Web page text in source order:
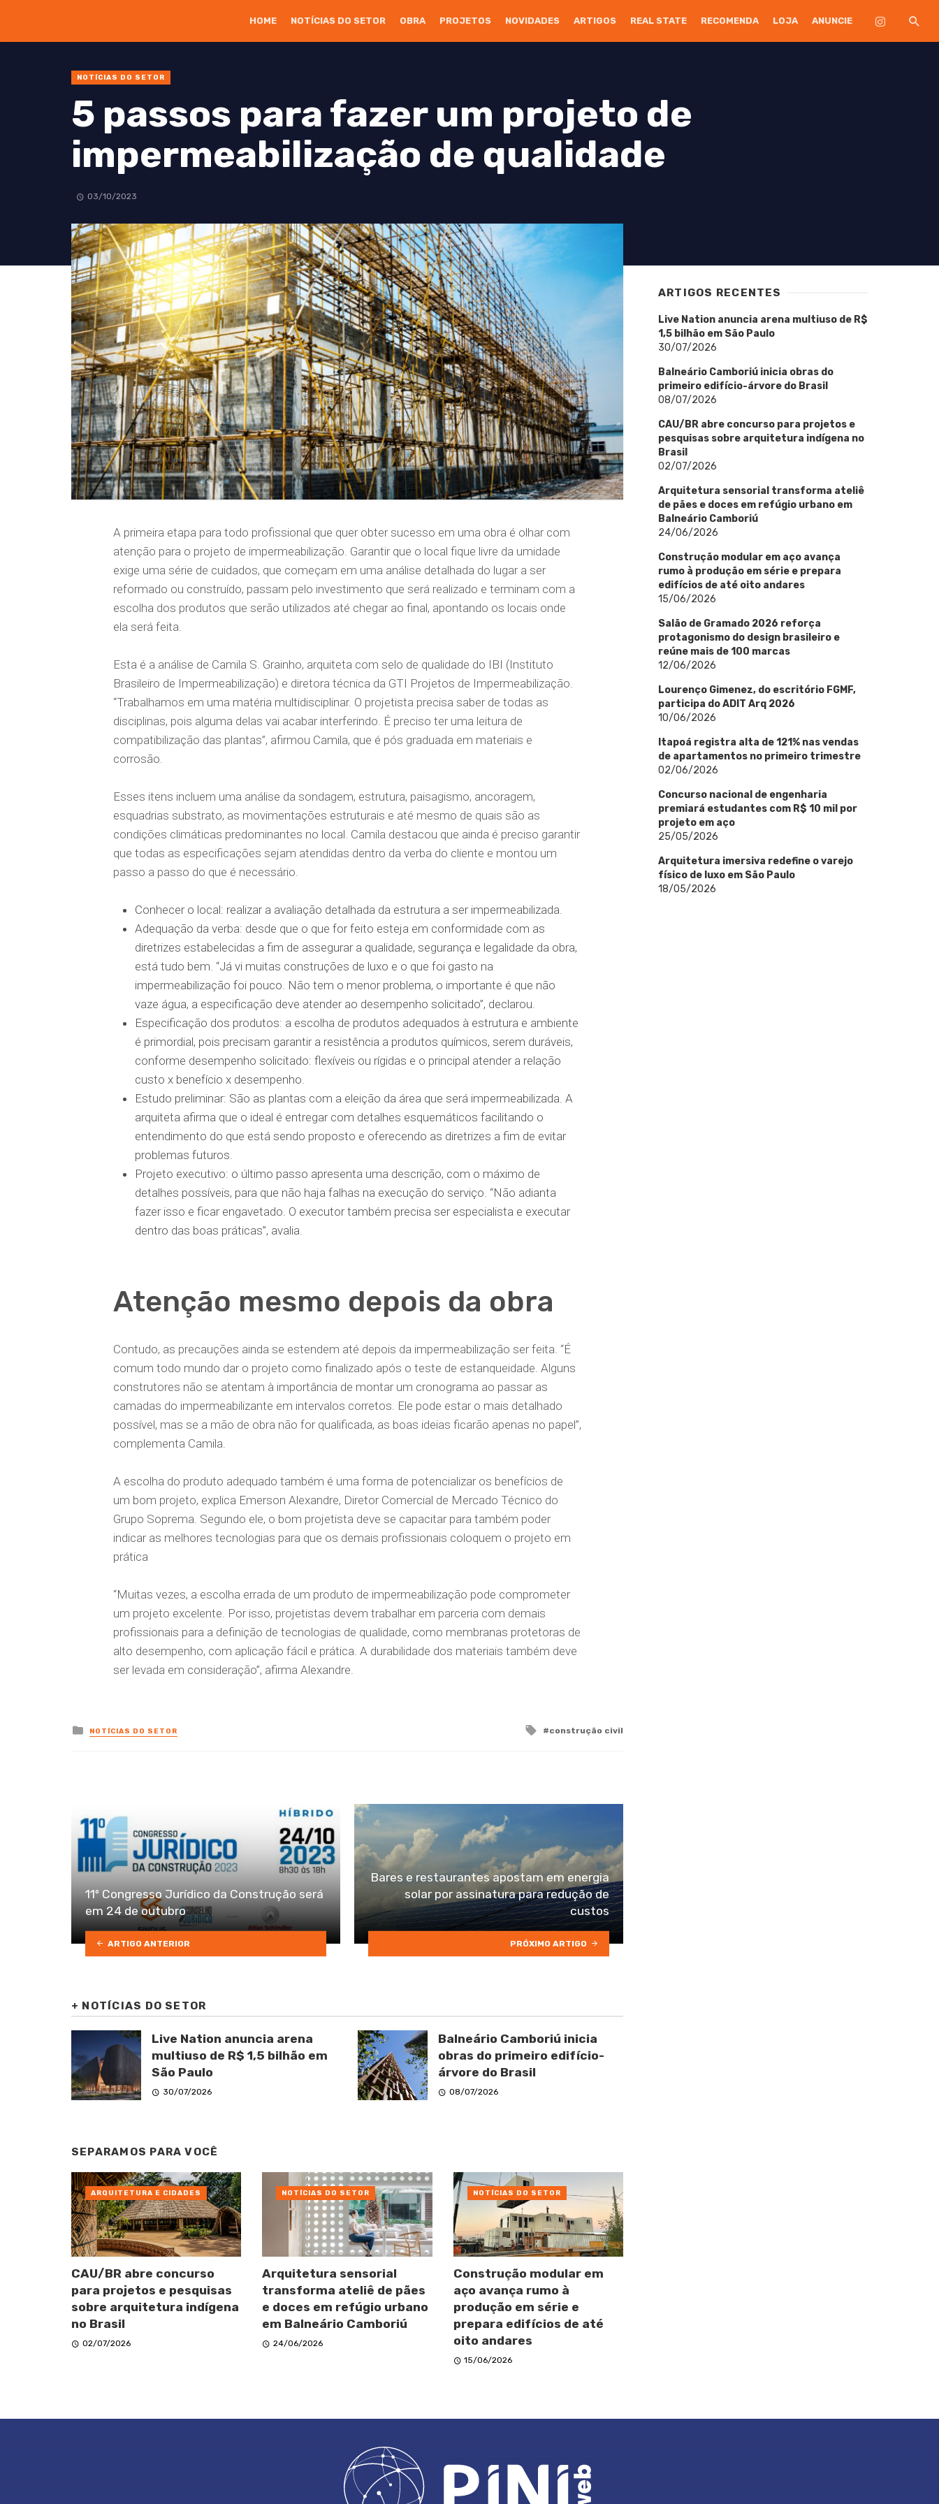
HOME NOTÍCIAS DO SETOR OBRA PROJETOS NOVIDADES ARTIGOS REAL STATE RECOMENDA LOJA ANUNCIE
NOTÍCIAS DO SETOR
5 passos para fazer um projeto de
impermeabilização de qualidade
03/10/2023
A primeira etapa para todo profissional que quer obter sucesso em uma obra é olhar com
atenção para o projeto de impermeabilização. Garantir que o local fique livre da umidade
exige uma série de cuidados, que começam em uma análise detalhada do lugar a ser
reformado ou construído, passam pelo investimento que será realizado e terminam com a
escolha dos produtos que serão utilizados até chegar ao final, apontando os locais onde
ela será feita.
Esta é a análise de Camila S. Grainho, arquiteta com selo de qualidade do IBI (Instituto
Brasileiro de Impermeabilização) e diretora técnica da GTI Projetos de Impermeabilização.
“Trabalhamos em uma matéria multidisciplinar. O projetista precisa saber de todas as
disciplinas, pois alguma delas vai acabar interferindo. É preciso ter uma leitura de
compatibilização das plantas”, afirmou Camila, que é pós graduada em materiais e
corrosão.
Esses itens incluem uma análise da sondagem, estrutura, paisagismo, ancoragem,
esquadrias substrato, as movimentações estruturais e até mesmo de quais são as
condições climáticas predominantes no local. Camila destacou que ainda é preciso garantir
que todas as especificações sejam atendidas dentro da verba do cliente e montou um
passo a passo do que é necessário.
Conhecer o local: realizar a avaliação detalhada da estrutura a ser impermeabilizada.
Adequação da verba: desde que o que for feito esteja em conformidade com as
diretrizes estabelecidas a fim de assegurar a qualidade, segurança e legalidade da obra,
está tudo bem. “Já vi muitas construções de luxo e o que foi gasto na
impermeabilização foi pouco. Não tem o menor problema, o importante é que não
vaze água, a especificação deve atender ao desempenho solicitado”, declarou.
Especificação dos produtos: a escolha de produtos adequados à estrutura e ambiente
é primordial, pois precisam garantir a resistência a produtos químicos, serem duráveis,
conforme desempenho solicitado: flexíveis ou rígidas e o principal atender a relação
custo x benefício x desempenho.
Estudo preliminar: São as plantas com a eleição da área que será impermeabilizada. A
arquiteta afirma que o ideal é entregar com detalhes esquemáticos facilitando o
entendimento do que está sendo proposto e oferecendo as diretrizes a fim de evitar
problemas futuros.
Projeto executivo: o último passo apresenta uma descrição, com o máximo de
detalhes possíveis, para que não haja falhas na execução do serviço. “Não adianta
fazer isso e ficar engavetado. O executor também precisa ser especialista e executar
dentro das boas práticas”, avalia.
Atenção mesmo depois da obra
Contudo, as precauções ainda se estendem até depois da impermeabilização ser feita. “É
comum todo mundo dar o projeto como finalizado após o teste de estanqueidade. Alguns
construtores não se atentam à importância de montar um cronograma ao passar as
camadas do impermeabilizante em intervalos corretos. Ele pode estar o mais detalhado
possível, mas se a mão de obra não for qualificada, as boas ideias ficarão apenas no papel”,
complementa Camila.
A escolha do produto adequado também é uma forma de potencializar os benefícios de
um bom projeto, explica Emerson Alexandre, Diretor Comercial de Mercado Técnico do
Grupo Soprema. Segundo ele, o bom projetista deve se capacitar para também poder
indicar as melhores tecnologias para que os demais profissionais coloquem o projeto em
prática
“Muitas vezes, a escolha errada de um produto de impermeabilização pode comprometer
um projeto excelente. Por isso, projetistas devem trabalhar em parceria com demais
profissionais para a definição de tecnologias de qualidade, como membranas protetoras de
alto desempenho, com aplicação fácil e prática. A durabilidade dos materiais também deve
ser levada em consideração”, afirma Alexandre.
Posted
in
NOTÍCIAS DO SETOR
Tagged
construção civil
11º Congresso Jurídico da Construção será
em 24 de outubro
ARTIGO ANTERIOR
Bares e restaurantes apostam em energia
solar por assinatura para redução de
custos
PRÓXIMO ARTIGO
+ NOTÍCIAS DO SETOR
Live Nation anuncia arena
multiuso de R$ 1,5 bilhão em
São Paulo
30/07/2026
Balneário Camboriú inicia
obras do primeiro edifício-
árvore do Brasil
08/07/2026
SEPARAMOS PARA VOCÊ
CAU/BR abre concurso
para projetos e pesquisas
sobre arquitetura indígena
no Brasil
02/07/2026
ARQUITETURA E CIDADES
Arquitetura sensorial
transforma ateliê de pães
e doces em refúgio urbano
em Balneário Camboriú
24/06/2026
NOTÍCIAS DO SETOR
Construção modular em
aço avança rumo à
produção em série e
prepara edifícios de até
oito andares
15/06/2026
NOTÍCIAS DO SETOR
ARTIGOS RECENTES
Live Nation anuncia arena multiuso de R$
1,5 bilhão em São Paulo
30/07/2026
Balneário Camboriú inicia obras do
primeiro edifício-árvore do Brasil
08/07/2026
CAU/BR abre concurso para projetos e
pesquisas sobre arquitetura indígena no
Brasil
02/07/2026
Arquitetura sensorial transforma ateliê
de pães e doces em refúgio urbano em
Balneário Camboriú
24/06/2026
Construção modular em aço avança
rumo à produção em série e prepara
edifícios de até oito andares
15/06/2026
Salão de Gramado 2026 reforça
protagonismo do design brasileiro e
reúne mais de 100 marcas
12/06/2026
Lourenço Gimenez, do escritório FGMF,
participa do ADIT Arq 2026
10/06/2026
Itapoá registra alta de 121% nas vendas
de apartamentos no primeiro trimestre
02/06/2026
Concurso nacional de engenharia
premiará estudantes com R$ 10 mil por
projeto em aço
25/05/2026
Arquitetura imersiva redefine o varejo
físico de luxo em São Paulo
18/05/2026